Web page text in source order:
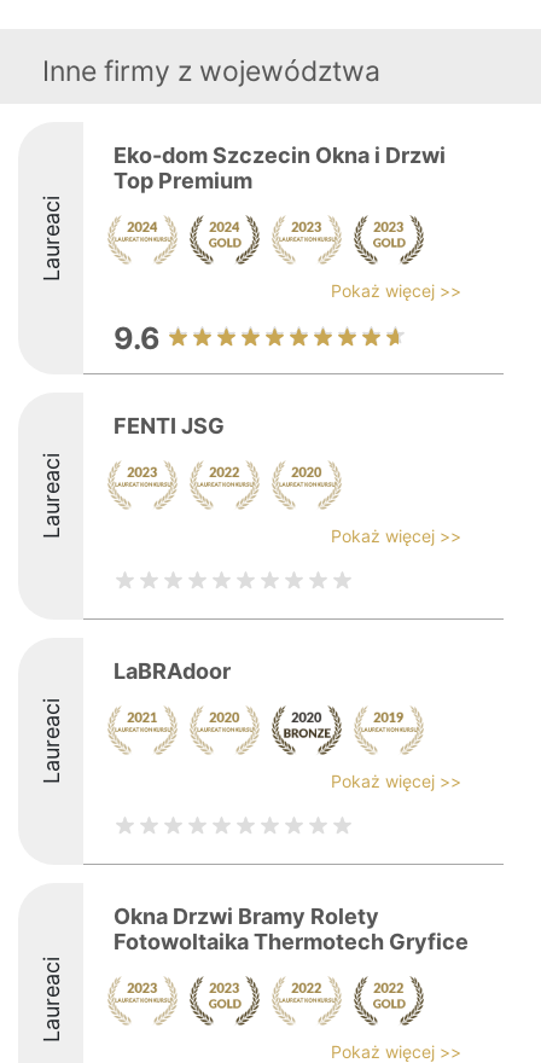
Inne firmy z województwa
Laureaci
Eko-dom Szczecin Okna i Drzwi
Top Premium
Pokaż więcej >>
9.6
Laureaci
FENTI JSG
Pokaż więcej >>
Laureaci
LaBRAdoor
Pokaż więcej >>
Laureaci
Okna Drzwi Bramy Rolety
Fotowoltaika Thermotech Gryfice
Pokaż więcej >>